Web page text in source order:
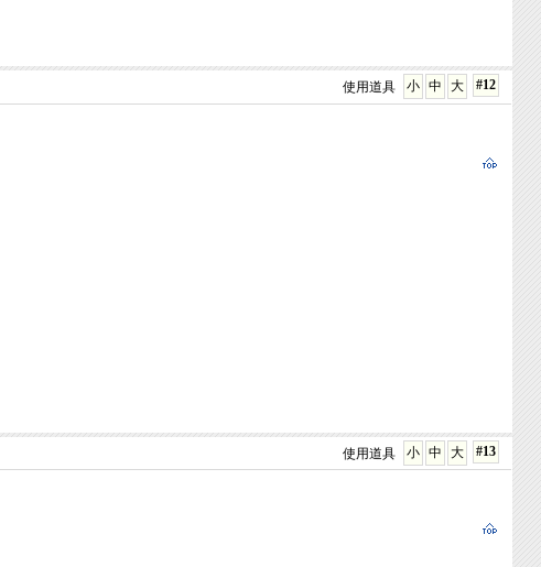
#12
大
中
小
使用道具
#13
大
中
小
使用道具